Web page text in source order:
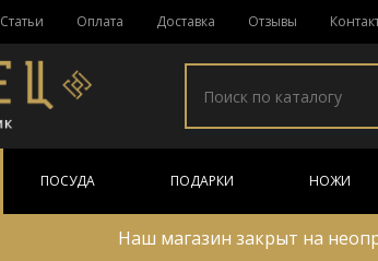
Статьи Оплата Доставка Отзывы
ПОСУДА ПОДАРКИ НОЖИ
Наш магазин закрыт на